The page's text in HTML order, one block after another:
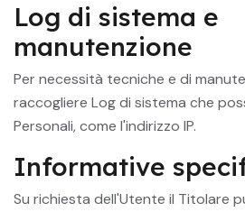
Log di sistema e
manutenzione
Per necessità tecniche e di
raccogliere Log di sistema che
Personali, come l'indirizzo IP.
Informative
Su richiesta dell'Utente il Titolare